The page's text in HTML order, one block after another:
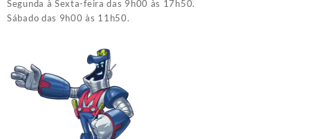
Segunda à Sexta-feira das 9h00 às 17h50.
Sábado das 9h00 às 11h50.